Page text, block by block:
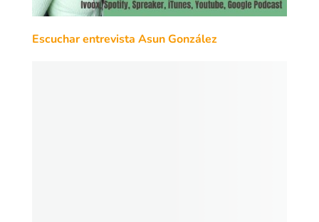
Escuchar entrevista Asun González